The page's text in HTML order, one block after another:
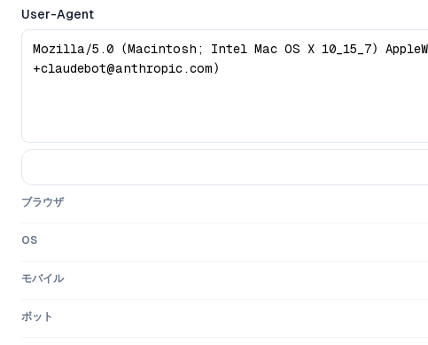
User-Agent
ブラウザ
OS
モバイル
ボット